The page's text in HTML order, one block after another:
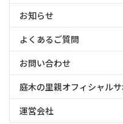
お知らせ
よくあるご質問
お問い合わせ
庭木の里親オフィシャル
運営会社